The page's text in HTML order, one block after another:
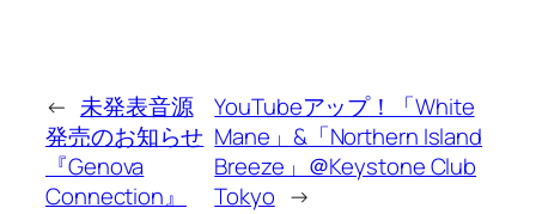
← 未発表音源
発売のお知らせ
『Genova
Connection』
YouTubeアップ！「White
Mane」&「Northern Island
Breeze」＠Keystone Club
Tokyo →